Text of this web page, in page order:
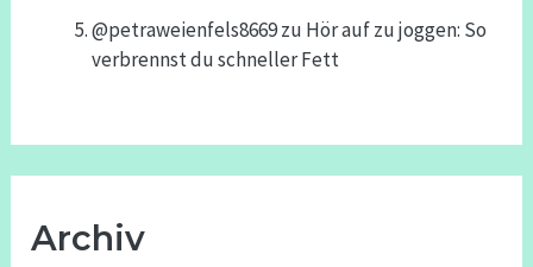
@petraweienfels8669zu Hör auf zu joggen: So
verbrennst du schneller Fett
Archiv